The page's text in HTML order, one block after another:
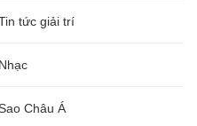
tức giải trí
Nhạc
Châu Á